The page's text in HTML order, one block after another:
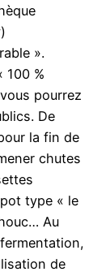
».
100 %
pourrez
De
la fin de
chutes
type « le
Au
de